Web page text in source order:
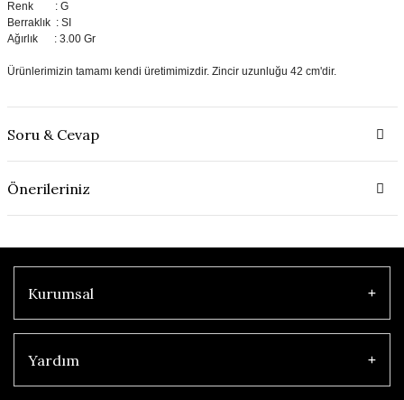
Renk : G
Berraklık : SI
Ağırlık : 3.00 Gr
Ürünlerimizin tamamı kendi üretimimizdir. Zincir uzunluğu 42 cm'dir.
Soru & Cevap
Önerileriniz
Kurumsal
Yardım